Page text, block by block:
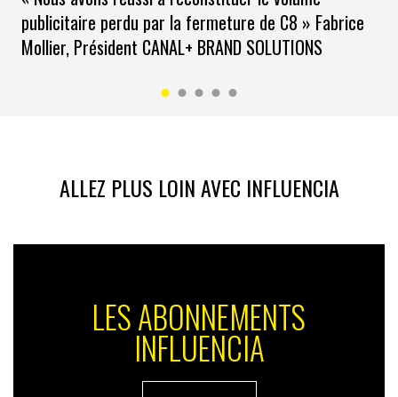
publicitaire perdu par la fermeture de C8 » Fabrice
Mollier, Président CANAL+ BRAND SOLUTIONS
ALLEZ PLUS LOIN AVEC INFLUENCIA
LES ABONNEMENTS
INFLUENCIA